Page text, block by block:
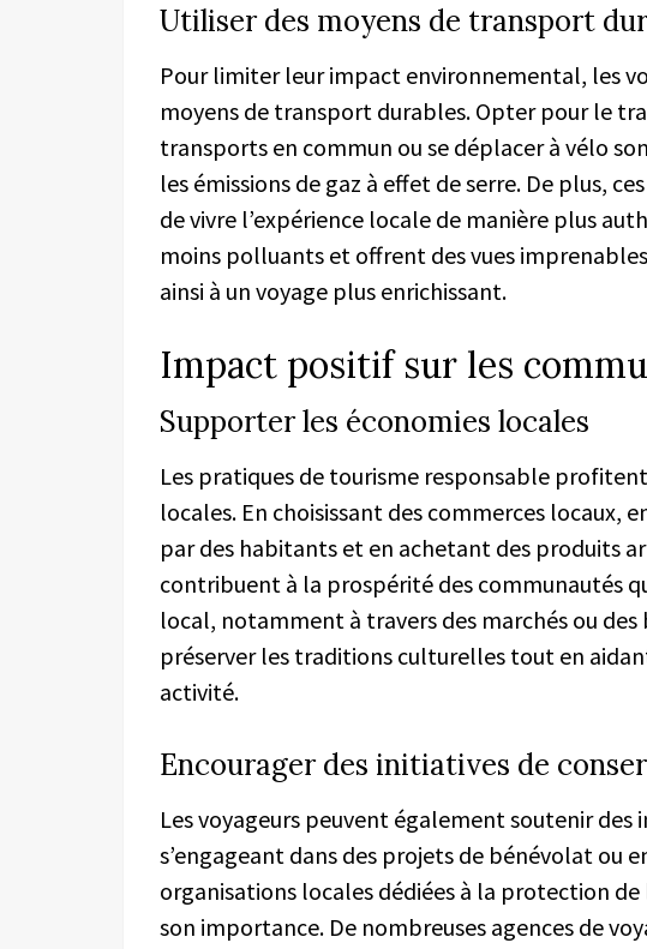
Utiliser des moyens de transport
Pour limiter leur impact environnemental, les
moyens de transport durables. Opter pour le
transports en commun ou se déplacer à vélo
les émissions de gaz à effet de serre. De plus,
de vivre l’expérience locale de manière plus
moins polluants et offrent des vues
ainsi à un voyage plus enrichissant.
Impact positif sur les
Supporter les économies locales
Les pratiques de tourisme responsable
locales. En choisissant des commerces locaux,
par des habitants et en achetant des produits
contribuent à la prospérité des communautés
local, notamment à travers des marchés ou
préserver les traditions culturelles tout en
activité.
Encourager des initiatives de
Les voyageurs peuvent également soutenir des
s’engageant dans des projets de bénévolat ou
organisations locales dédiées à la protection
son importance. De nombreuses agences de